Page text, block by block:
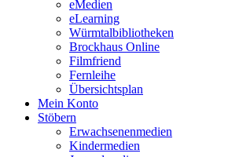
eMedien
eLearning
Würmtalbibliotheken
Brockhaus Online
Filmfriend
Fernleihe
Übersichtsplan
Mein Konto
Stöbern
Erwachsenenmedien
Kindermedien